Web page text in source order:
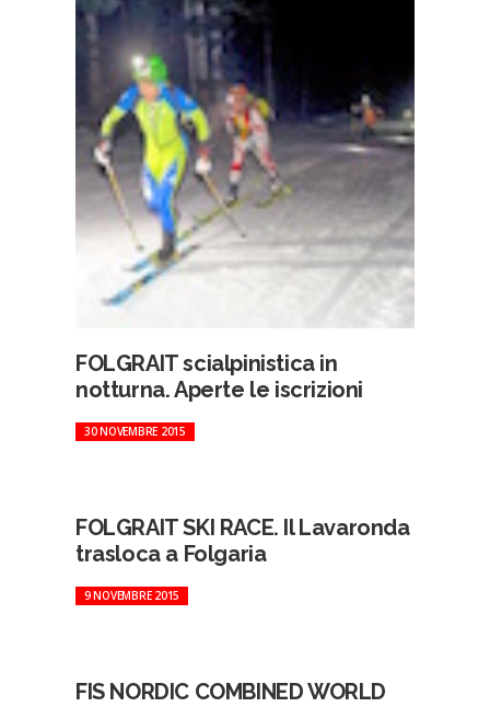
FOLGRAIT scialpinistica in
notturna. Aperte le iscrizioni
30 NOVEMBRE 2015
FOLGRAIT SKI RACE. Il Lavaronda
trasloca a Folgaria
9 NOVEMBRE 2015
FIS NORDIC COMBINED WORLD